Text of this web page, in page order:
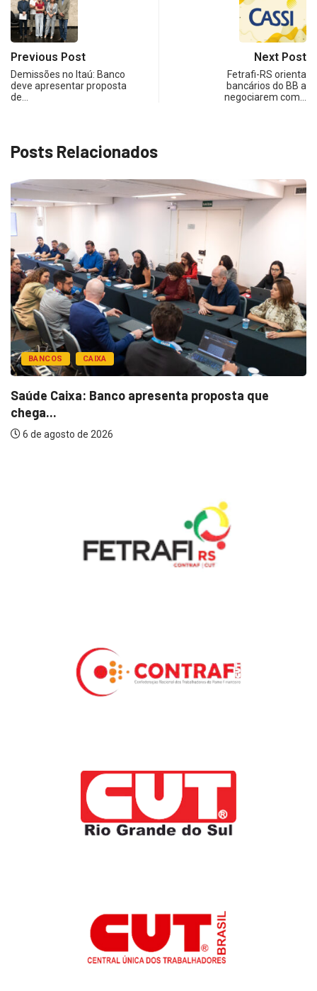
Previous Post
Demissões no Itaú: Banco
deve apresentar proposta
de…
Next Post
Fetrafi-RS orienta
bancários do BB a
negociarem com…
Posts Relacionados
BANCOS CAIXA
Saúde Caixa: Banco apresenta proposta que
chega...
6 de agosto de 2026